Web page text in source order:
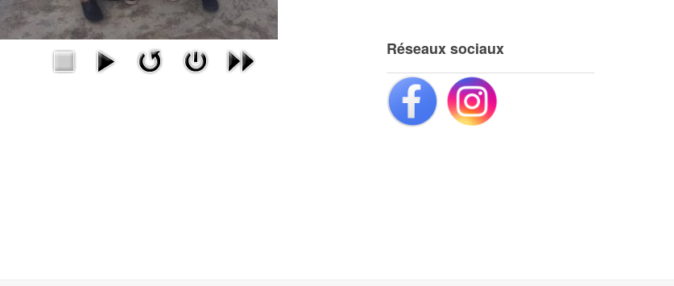
Réseaux sociaux